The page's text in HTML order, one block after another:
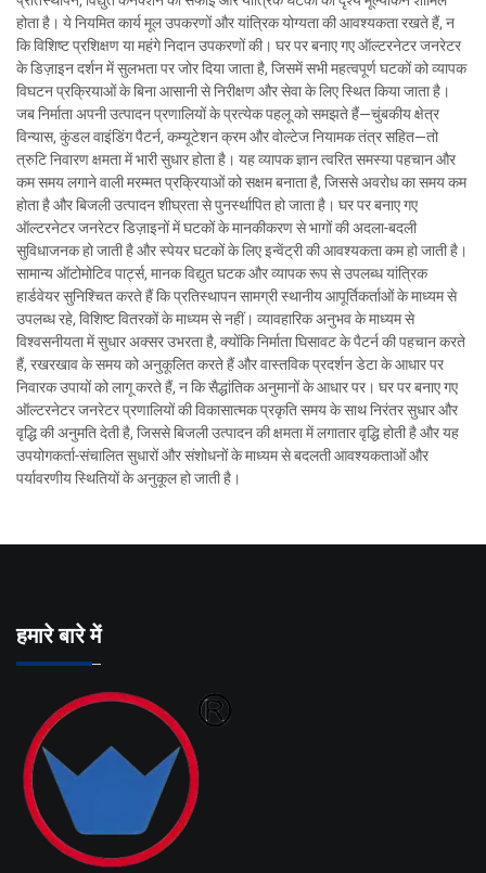
होता है। ये नियमित कार्य मूल उपकरणों और यांत्रिक योग्यता की आवश्यकता रखते हैं, न
कि विशिष्ट प्रशिक्षण या महंगे निदान उपकरणों की। घर पर बनाए गए ऑल्टरनेटर जनरेटर
के डिज़ाइन दर्शन में सुलभता पर जोर दिया जाता है, जिसमें सभी महत्वपूर्ण घटकों को व्यापक
विघटन प्रक्रियाओं के बिना आसानी से निरीक्षण और सेवा के लिए स्थित किया जाता है।
जब निर्माता अपनी उत्पादन प्रणालियों के प्रत्येक पहलू को समझते हैं—चुंबकीय क्षेत्र
विन्यास, कुंडल वाइंडिंग पैटर्न, कम्यूटेशन क्रम और वोल्टेज नियामक तंत्र सहित—तो
त्रुटि निवारण क्षमता में भारी सुधार होता है। यह व्यापक ज्ञान त्वरित समस्या पहचान और
कम समय लगाने वाली मरम्मत प्रक्रियाओं को सक्षम बनाता है, जिससे अवरोध का समय कम
होता है और बिजली उत्पादन शीघ्रता से पुनर्स्थापित हो जाता है। घर पर बनाए गए
ऑल्टरनेटर जनरेटर डिज़ाइनों में घटकों के मानकीकरण से भागों की अदला-बदली
सुविधाजनक हो जाती है और स्पेयर घटकों के लिए इन्वेंट्री की आवश्यकता कम हो जाती है।
सामान्य ऑटोमोटिव पार्ट्स, मानक विद्युत घटक और व्यापक रूप से उपलब्ध यांत्रिक
हार्डवेयर सुनिश्चित करते हैं कि प्रतिस्थापन सामग्री स्थानीय आपूर्तिकर्ताओं के माध्यम से
उपलब्ध रहे, विशिष्ट वितरकों के माध्यम से नहीं। व्यावहारिक अनुभव के माध्यम से
विश्वसनीयता में सुधार अक्सर उभरता है, क्योंकि निर्माता घिसावट के पैटर्न की पहचान करते
हैं, रखरखाव के समय को अनुकूलित करते हैं और वास्तविक प्रदर्शन डेटा के आधार पर
निवारक उपायों को लागू करते हैं, न कि सैद्धांतिक अनुमानों के आधार पर। घर पर बनाए गए
ऑल्टरनेटर जनरेटर प्रणालियों की विकासात्मक प्रकृति समय के साथ निरंतर सुधार और
वृद्धि की अनुमति देती है, जिससे बिजली उत्पादन की क्षमता में लगातार वृद्धि होती है और यह
उपयोगकर्ता-संचालित सुधारों और संशोधनों के माध्यम से बदलती आवश्यकताओं और
पर्यावरणीय स्थितियों के अनुकूल हो जाती है।
हमारे बारे में